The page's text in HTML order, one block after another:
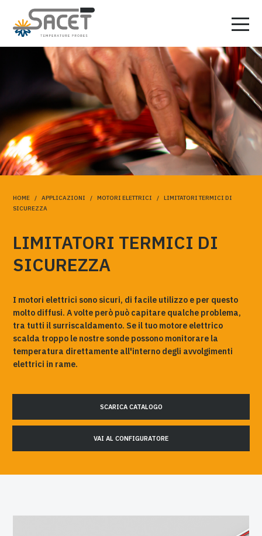
HOME/ APPLICAZIONI / MOTORI ELETTRICI / LIMITATORI TERMICI DI
SICUREZZA
LIMITATORI TERMICI DI
SICUREZZA
I motori elettrici sono sicuri, di facile utilizzo e per questo
molto diffusi. A volte però può capitare qualche problema,
tra tutti il surriscaldamento. Se il tuo motore elettrico
scalda troppo le nostre sonde possono monitorare la
temperatura direttamente all'interno degli avvolgimenti
elettrici in rame.
SCARICA CATALOGO
VAI AL CONFIGURATORE